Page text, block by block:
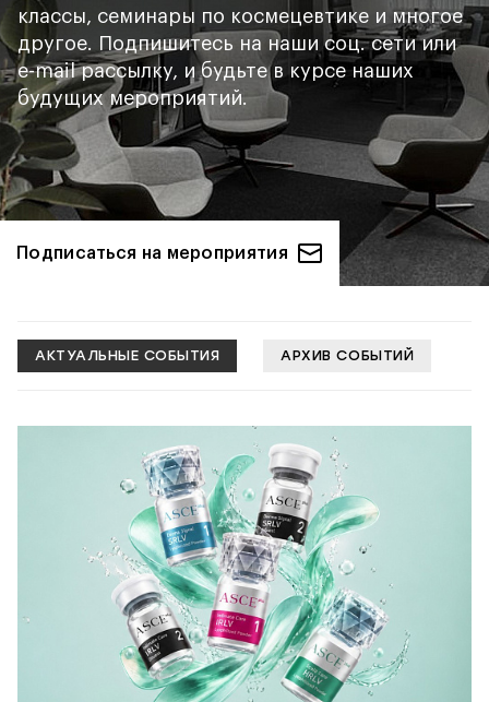
классы, семинары по космецевтике и многое
другое. Подпишитесь на наши соц. сети или
e-mail рассылку, и будьте в курсе наших
будущих мероприятий.
Подписаться на мероприятия
АКТУАЛЬНЫЕ СОБЫТИЯ АРХИВ СОБЫТИЙ